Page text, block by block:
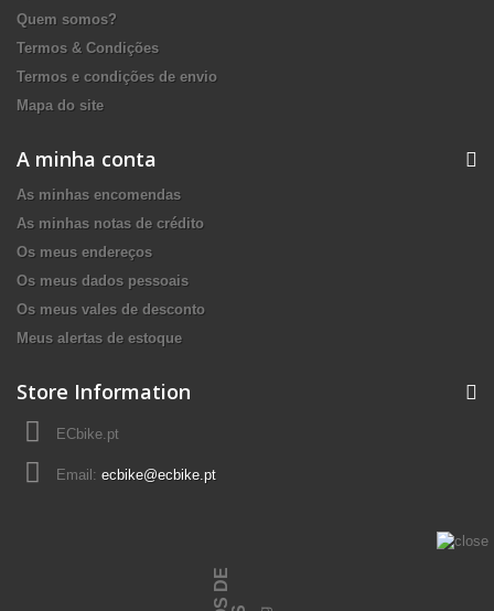
Quem somos?
Termos & Condições
Termos e condições de envio
Mapa do site
A minha conta
As minhas encomendas
As minhas notas de crédito
Os meus endereços
Os meus dados pessoais
Os meus vales de desconto
Meus alertas de estoque
Store Information
ECbike.pt
Email: ecbike@ecbike.pt